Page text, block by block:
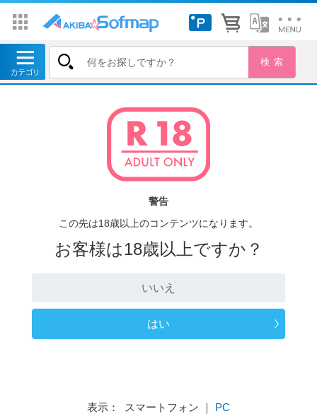
警告
この先は18歳以上のコンテンツになります。
お客様は18歳以上ですか？
いいえ
はい
表示： スマートフォン ｜ PC